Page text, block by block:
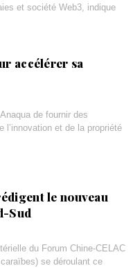
et société Web3, indique
accélérer sa
de fournir des
l’innovation et de la propriété
le nouveau
Sud
du Forum Chine-CELAC
se déroulant ce